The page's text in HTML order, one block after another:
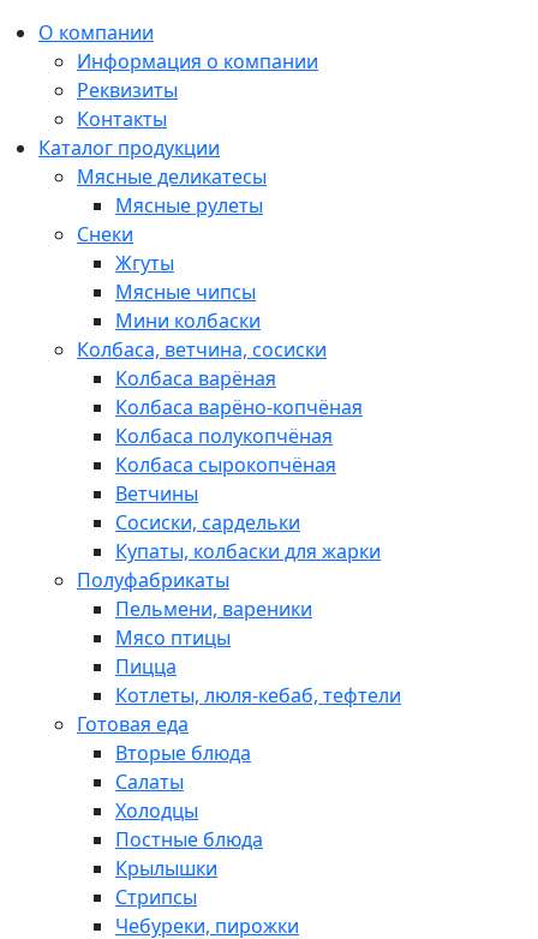
О компании
Информация о компании
Реквизиты
Контакты
Каталог продукции
Мясные деликатесы
Мясные рулеты
Снеки
Жгуты
Мясные чипсы
Мини колбаски
Колбаса, ветчина, сосиски
Колбаса варёная
Колбаса варёно-копчёная
Колбаса полукопчёная
Колбаса сырокопчёная
Ветчины
Сосиски, сардельки
Купаты, колбаски для жарки
Полуфабрикаты
Пельмени, вареники
Мясо птицы
Пицца
Котлеты, люля-кебаб, тефтели
Готовая еда
Вторые блюда
Салаты
Холодцы
Постные блюда
Крылышки
Стрипсы
Чебуреки, пирожки